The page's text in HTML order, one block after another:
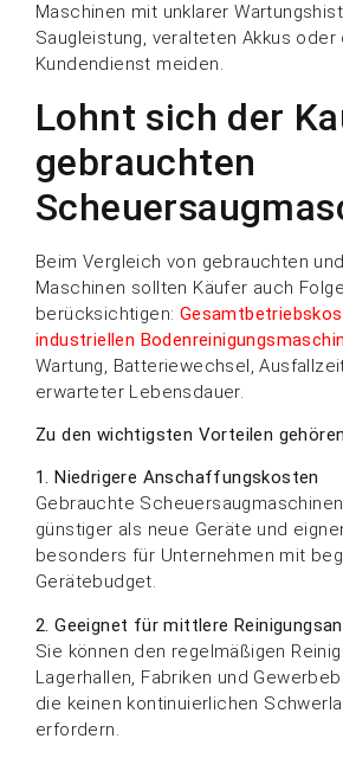
Maschinen mit unklarer
Saugleistung, veralteten Akkus oder
Kundendienst meiden.
Lohnt sich der
gebrauchten
Beim Vergleich von gebrauchten
Maschinen sollten Käufer auch
berücksichtigen:
industriellen
Wartung, Batteriewechsel,
erwarteter Lebensdauer.
Zu den wichtigsten Vorteilen
1. Niedrigere Anschaffungskosten
Gebrauchte
günstiger als neue Geräte und
besonders für Unternehmen mit
Gerätebudget.
2. Geeignet für mittlere
Sie können den regelmäßigen
Lagerhallen, Fabriken und
die keinen kontinuierlichen
erfordern.